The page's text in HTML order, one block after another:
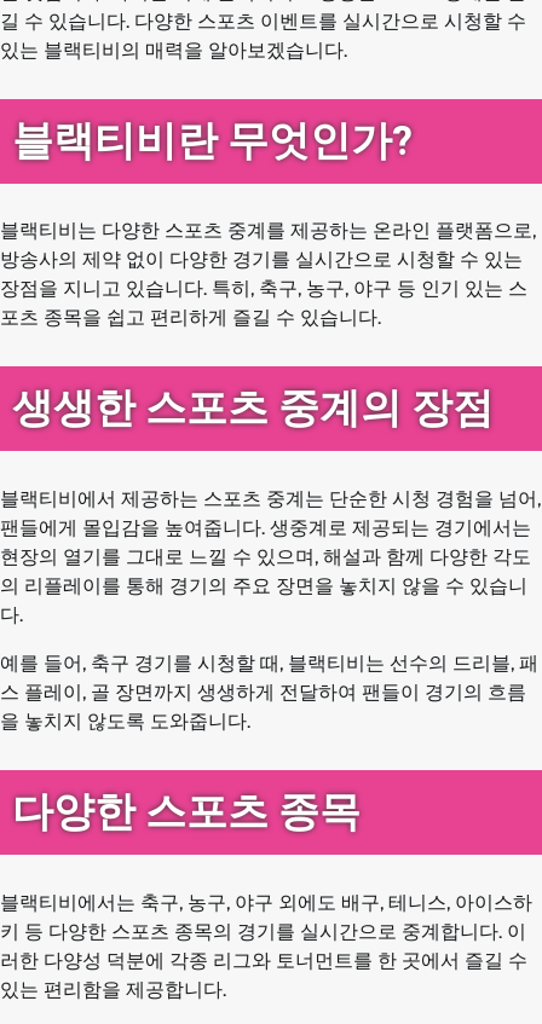
길 수 있습니다. 다양한 스포츠 이벤트를 실시간으로 시청할 수
있는 블랙티비의 매력을 알아보겠습니다.
블랙티비란 무엇인가?
블랙티비는 다양한 스포츠 중계를 제공하는 온라인 플랫폼으로,
방송사의 제약 없이 다양한 경기를 실시간으로 시청할 수 있는
장점을 지니고 있습니다. 특히, 축구, 농구, 야구 등 인기 있는 스
포츠 종목을 쉽고 편리하게 즐길 수 있습니다.
생생한 스포츠 중계의 장점
블랙티비에서 제공하는 스포츠 중계는 단순한 시청 경험을 넘어,
팬들에게 몰입감을 높여줍니다. 생중계로 제공되는 경기에서는
현장의 열기를 그대로 느낄 수 있으며, 해설과 함께 다양한 각도
의 리플레이를 통해 경기의 주요 장면을 놓치지 않을 수 있습니
다.
예를 들어, 축구 경기를 시청할 때, 블랙티비는 선수의 드리블, 패
스 플레이, 골 장면까지 생생하게 전달하여 팬들이 경기의 흐름
을 놓치지 않도록 도와줍니다.
다양한 스포츠 종목
블랙티비에서는 축구, 농구, 야구 외에도 배구, 테니스, 아이스하
키 등 다양한 스포츠 종목의 경기를 실시간으로 중계합니다. 이
러한 다양성 덕분에 각종 리그와 토너먼트를 한 곳에서 즐길 수
있는 편리함을 제공합니다.